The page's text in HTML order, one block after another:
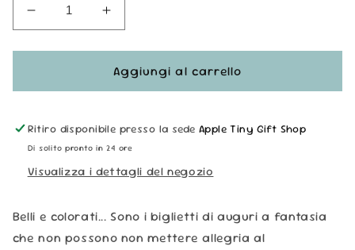
Diminuisci
quantità
per
Auguri
Pappagallo
Aumenta
quantità
per
Biglietto
Auguri
Pappagallo
Aggiungi al carrello
Ritiro disponibile presso la sede Apple Tiny Gift Shop
Di solito pronto in 24 ore
Visualizza i dettagli del negozio
Belli e colorati... Sono i biglietti di auguri a fantasia
che non possono non mettere allegria al